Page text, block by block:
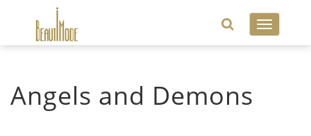
Toggle
Angels and Demons